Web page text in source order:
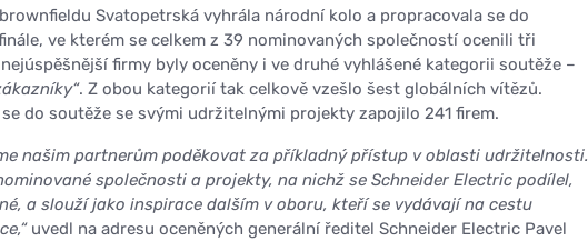
Svatopetrská vyhrála národní kolo a propracovala se do
ve kterém se celkem z 39 nominovaných společností ocenili tři
firmy byly oceněny i ve druhé vyhlášené kategorii soutěže –
. Z obou kategorií tak celkově vzešlo šest globálních vítězů.
do soutěže se svými udržitelnými projekty zapojilo 241 firem.
našim partnerům poděkovat za příkladný přístup v oblasti udržitelnosti.
společnosti a projekty, na nichž se Schneider Electric podílel,
a slouží jako inspirace dalším v oboru, kteří se vydávají na cestu
uvedl na adresu oceněných generální ředitel Schneider Electric Pavel